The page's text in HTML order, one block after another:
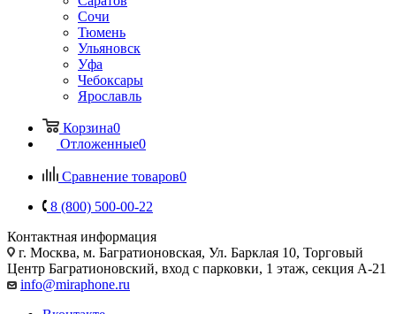
Сочи
Тюмень
Ульяновск
Уфа
Чебоксары
Ярославль
Корзина0
Отложенные0
Сравнение товаров0
8 (800) 500-00-22
Контактная информация
г. Москва, м. Багратионовская, Ул. Барклая 10, Торговый
Центр Багратионовский, вход с парковки, 1 этаж, секция А-21
info@miraphone.ru